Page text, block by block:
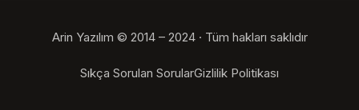
Arin Yazılım © 2014 – 2024 · Tüm hakları saklıdır
Sıkça Sorulan SorularGizlilik Politikası